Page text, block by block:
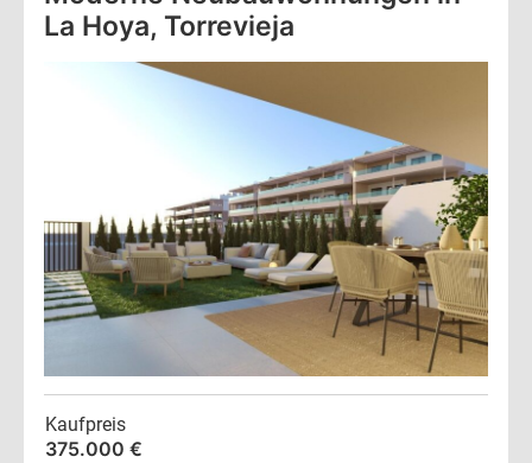
La Hoya, Torrevieja
Kaufpreis
375.000 €